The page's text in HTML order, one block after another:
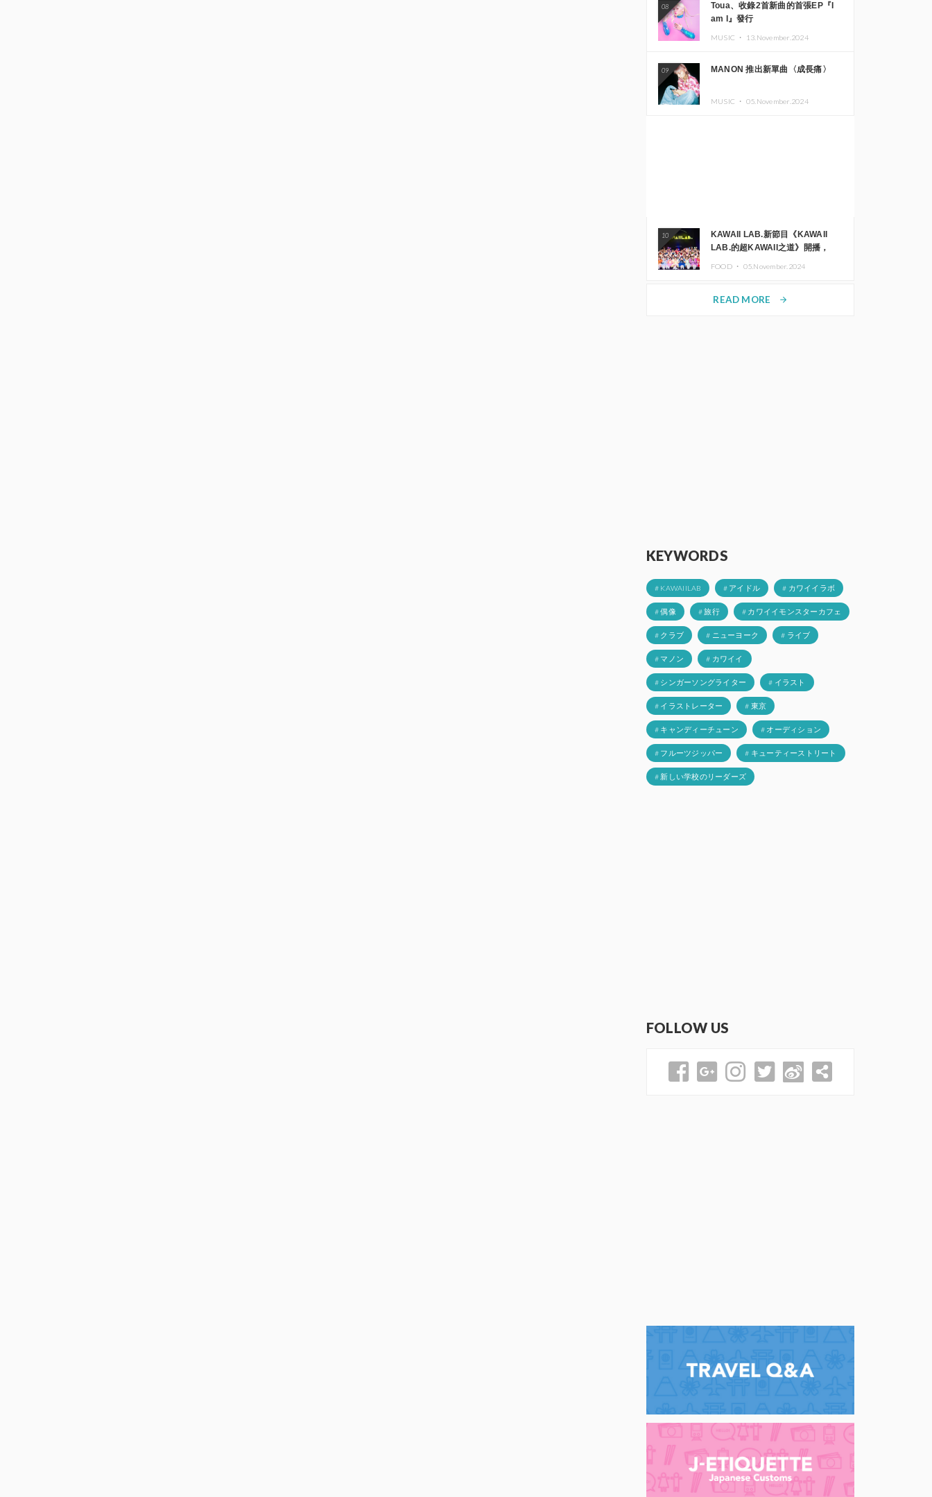
08
Toua、收錄2首新曲的首張EP『I
am I』發行
MUSIC ・ 13.November.2024
09 MANON 推出新單曲〈成長痛〉
MUSIC ・ 05.November.2024
10
KAWAII LAB.新節目《KAWAII
LAB.的超KAWAII之道》開播，
FOOD ・ 05.November.2024
READ MORE arrow_forward
KEYWORDS
# KAWAIILAB # アイドル # カワイイラボ
# 偶像 # 旅行 # カワイイモンスターカフェ
# クラブ # ニューヨーク # ライブ
# マノン # カワイイ
# シンガーソングライター # イラスト
# イラストレーター # 東京
# キャンディーチューン # オーディション
# フルーツジッパー # キューティーストリート
# 新しい学校のリーダーズ
FOLLOW US